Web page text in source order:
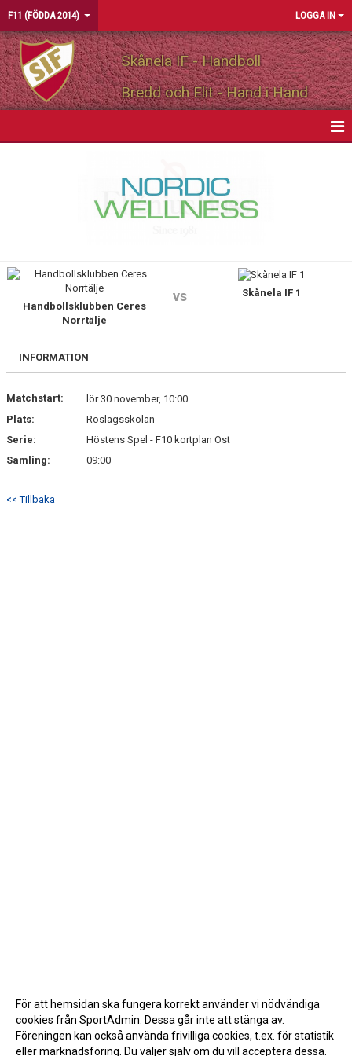
F11 (FÖDDA 2014) LOGGA IN
Skånela IF - Handboll
Bredd och Elit - Hand i Hand
BILDGALLERI
DOKUMENT
KONTAKT
Handbollsklubben Ceres
Norrtälje
vs Skånela IF 1
INFORMATION
Matchstart:
lör 30 november, 10:00
Plats:
Roslagsskolan
Serie:
Höstens Spel - F10 kortplan Öst
Samling:
09:00
<< Tillbaka
För att hemsidan ska fungera korrekt använder vi nödvändiga
cookies från SportAdmin. Dessa går inte att stänga av.
Föreningen kan också använda frivilliga cookies, t.ex. för statistik
eller marknadsföring. Du väljer själv om du vill acceptera dessa.